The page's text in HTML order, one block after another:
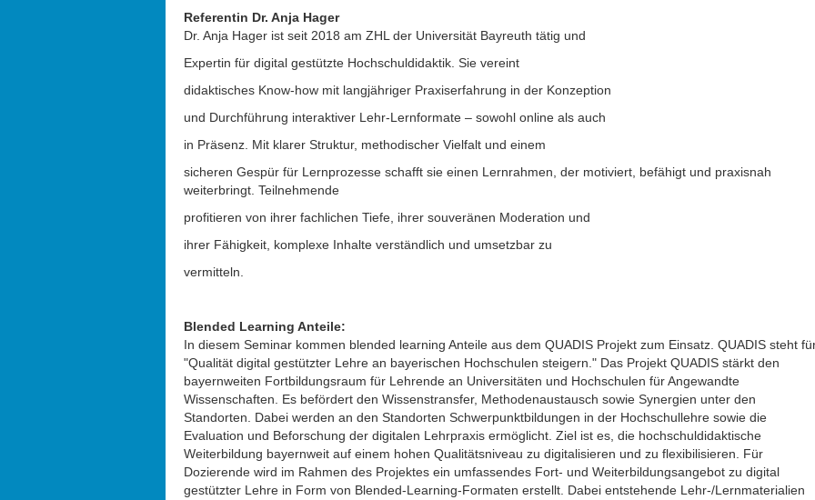
Referentin Dr. Anja Hager
Dr. Anja Hager ist seit 2018 am ZHL der Universität Bayreuth tätig und
Expertin für digital gestützte Hochschuldidaktik. Sie vereint
didaktisches Know-how mit langjähriger Praxiserfahrung in der Konzeption
und Durchführung interaktiver Lehr-Lernformate – sowohl online als auch
in Präsenz. Mit klarer Struktur, methodischer Vielfalt und einem
sicheren Gespür für Lernprozesse schafft sie einen Lernrahmen, der motiviert, befähigt und praxisnah
weiterbringt. Teilnehmende
profitieren von ihrer fachlichen Tiefe, ihrer souveränen Moderation und
ihrer Fähigkeit, komplexe Inhalte verständlich und umsetzbar zu
vermitteln.
Blended Learning Anteile:
In diesem Seminar kommen blended learning Anteile aus dem QUADIS Projekt zum Einsatz. QUADIS steht
"Qualität digital gestützter Lehre an bayerischen Hochschulen steigern." Das Projekt QUADIS stärkt den
bayernweiten Fortbildungsraum für Lehrende an Universitäten und Hochschulen für Angewandte
Wissenschaften. Es befördert den Wissenstransfer, Methodenaustausch sowie Synergien unter den
Standorten. Dabei werden an den Standorten Schwerpunktbildungen in der Hochschullehre sowie die
Evaluation und Beforschung der digitalen Lehrpraxis ermöglicht. Ziel ist es, die hochschuldidaktische
Weiterbildung bayernweit auf einem hohen Qualitätsniveau zu digitalisieren und zu flexibilisieren. Für
Dozierende wird im Rahmen des Projektes ein umfassendes Fort- und Weiterbildungsangebot zu digital
gestützter Lehre in Form von Blended-Learning-Formaten erstellt. Dabei entstehende Lehr-/Lernmaterialien